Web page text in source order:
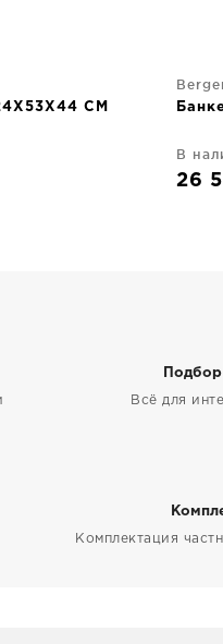
CM
В
26
Всё для
Комплектация